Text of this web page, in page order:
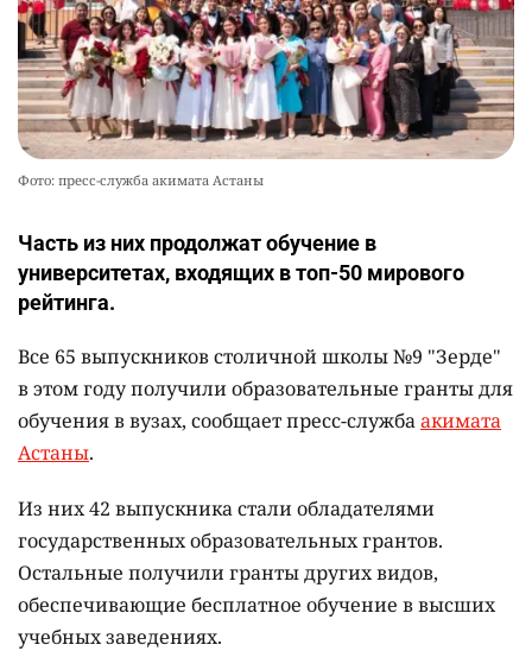
Фото: пресс-служба акимата Астаны
Часть из них продолжат обучение в
университетах, входящих в топ-50 мирового
рейтинга.
Все 65 выпускников столичной школы №9 "Зерде"
в этом году получили образовательные гранты для
обучения в вузах, сообщает пресс-службаакимата
Астаны.
Из них 42 выпускника стали обладателями
государственных образовательных грантов.
Остальные получили гранты других видов,
обеспечивающие бесплатное обучение в высших
учебных заведениях.